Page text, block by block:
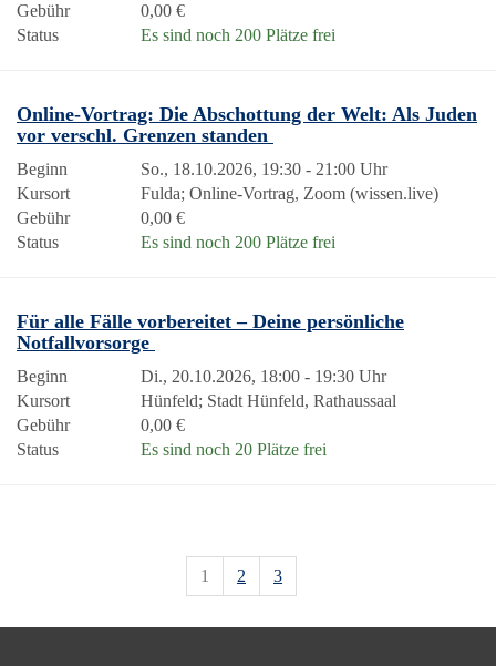
Gebühr
0,00 €
Status
Es sind noch 200 Plätze frei
Online-Vortrag: Die Abschottung der Welt: Als Juden
vor verschl. Grenzen standen
Beginn
So., 18.10.2026, 19:30 - 21:00 Uhr
Kursort
Fulda; Online-Vortrag, Zoom (wissen.live)
Gebühr
0,00 €
Status
Es sind noch 200 Plätze frei
Für alle Fälle vorbereitet – Deine persönliche
Notfallvorsorge
Beginn
Di., 20.10.2026, 18:00 - 19:30 Uhr
Kursort
Hünfeld; Stadt Hünfeld, Rathaussaal
Gebühr
0,00 €
Status
Es sind noch 20 Plätze frei
1 2 3